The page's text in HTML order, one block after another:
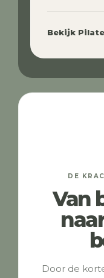
Bekijk
DE
Van
Door de